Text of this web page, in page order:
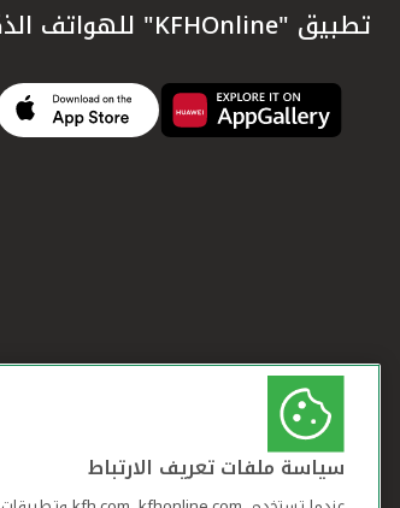
تطبيق "KFHOnline" للهواتف الذكية
سياسة ملفات تعريف الارتباط